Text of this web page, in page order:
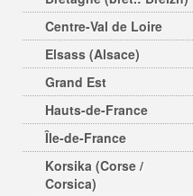
Centre-Val de Loire
Elsass (Alsace)
Grand Est
Hauts-de-France
Île-de-France
Korsika (Corse /
Corsica)